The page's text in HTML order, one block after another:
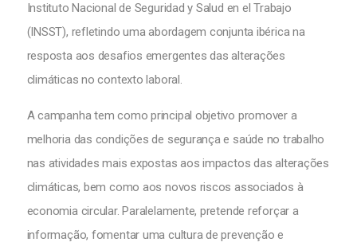
Instituto Nacional de Seguridad y Salud en el Trabajo
(INSST), refletindo uma abordagem conjunta ibérica na
resposta aos desafios emergentes das alterações
climáticas no contexto laboral.
A campanha tem como principal objetivo promover a
melhoria das condições de segurança e saúde no trabalho
nas atividades mais expostas aos impactos das alterações
climáticas, bem como aos novos riscos associados à
economia circular. Paralelamente, pretende reforçar a
informação, fomentar uma cultura de prevenção e